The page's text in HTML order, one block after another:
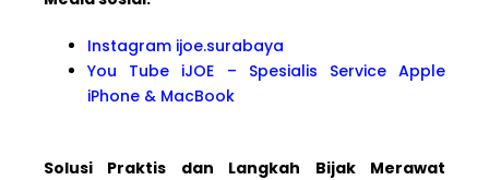
Instagram ijoe.surabaya
You Tube iJOE – Spesialis Service Apple
iPhone & MacBook
Solusi Praktis dan Langkah Bijak Merawat